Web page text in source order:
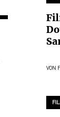
VON